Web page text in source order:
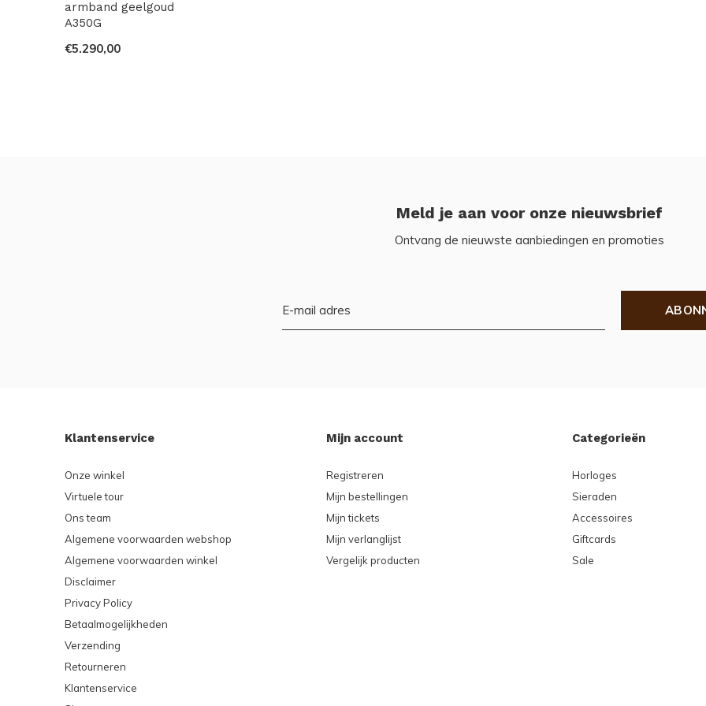
armband geelgoud
A350G
€5.290,00
Meld je aan voor onze nieuwsbrief
Ontvang de nieuwste aanbiedingen en promoties
Klantenservice
Onze winkel
Virtuele tour
Ons team
Algemene voorwaarden webshop
Algemene voorwaarden winkel
Disclaimer
Privacy Policy
Betaalmogelijkheden
Verzending
Retourneren
Klantenservice
Mijn account
Registreren
Mijn bestellingen
Mijn tickets
Mijn verlanglijst
Vergelijk producten
Categorieën
Horloges
Sieraden
Accessoires
Giftcards
Sale